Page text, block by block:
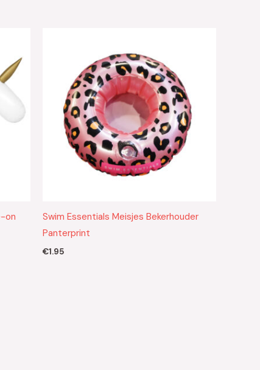
on
Swim Essentials Meisjes Bekerhouder
Panterprint
€1.95